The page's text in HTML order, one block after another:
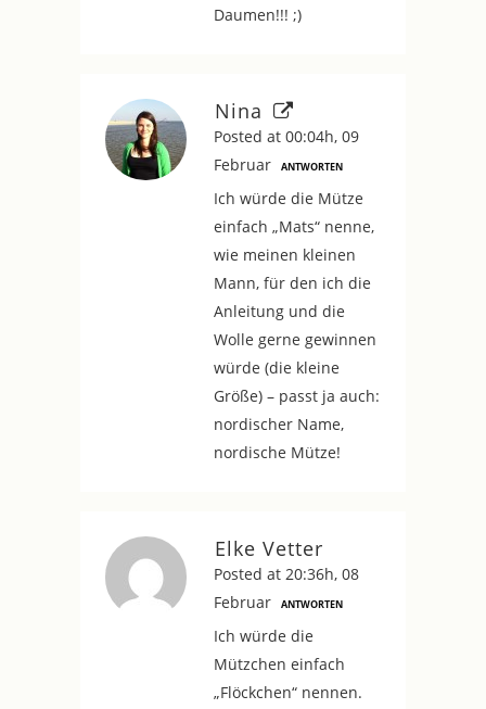
Daumen!!! ;)
Nina
Posted at 00:04h, 09
Februar
ANTWORTEN
Ich würde die Mütze
einfach „Mats“ nenne,
wie meinen kleinen
Mann, für den ich die
Anleitung und die
Wolle gerne gewinnen
würde (die kleine
Größe) – passt ja auch:
nordischer Name,
nordische Mütze!
Elke Vetter
Posted at 20:36h, 08
Februar
ANTWORTEN
Ich würde die
Mützchen einfach
„Flöckchen“ nennen.